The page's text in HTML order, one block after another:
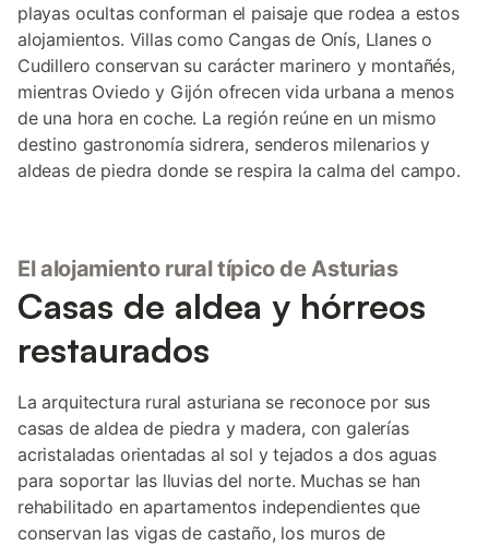
playas ocultas conforman el paisaje que rodea a estos
alojamientos. Villas como Cangas de Onís, Llanes o
Cudillero conservan su carácter marinero y montañés,
mientras Oviedo y Gijón ofrecen vida urbana a menos
de una hora en coche. La región reúne en un mismo
destino gastronomía sidrera, senderos milenarios y
aldeas de piedra donde se respira la calma del campo.
El alojamiento rural típico de Asturias
Casas de aldea y hórreos
restaurados
La arquitectura rural asturiana se reconoce por sus
casas de aldea de piedra y madera, con galerías
acristaladas orientadas al sol y tejados a dos aguas
para soportar las lluvias del norte. Muchas se han
rehabilitado en apartamentos independientes que
conservan las vigas de castaño, los muros de